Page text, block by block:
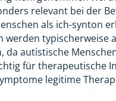
relevant bei der
als ich-synton
typischerweise
da autistische
für therapeutische
legitime